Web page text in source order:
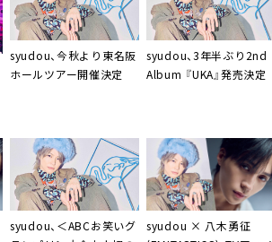
syudou、今秋より東名阪
ホールツアー開催決定
syudou、3年半ぶり2nd
Album 『UKA』発売決定
syudou、＜ABCお笑いグ
syudou × 八木勇征